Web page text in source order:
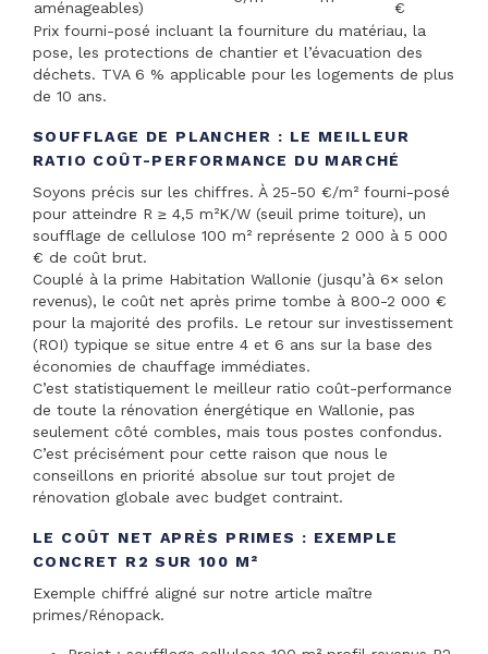
aménageables)
€
Prix fourni-posé incluant la fourniture du matériau, la
pose, les protections de chantier et l’évacuation des
déchets. TVA 6 % applicable pour les logements de plus
de 10 ans.
SOUFFLAGE DE PLANCHER : LE MEILLEUR
RATIO COÛT-PERFORMANCE DU MARCHÉ
Soyons précis sur les chiffres. À 25-50 €/m² fourni-posé
pour atteindre R ≥ 4,5 m²K/W (seuil prime toiture), un
soufflage de cellulose 100 m² représente 2 000 à 5 000
€ de coût brut.
Couplé à la prime Habitation Wallonie (jusqu’à 6× selon
revenus), le coût net après prime tombe à 800-2 000 €
pour la majorité des profils. Le retour sur investissement
(ROI) typique se situe entre 4 et 6 ans sur la base des
économies de chauffage immédiates.
C’est statistiquement le meilleur ratio coût-performance
de toute la rénovation énergétique en Wallonie, pas
seulement côté combles, mais tous postes confondus.
C’est précisément pour cette raison que nous le
conseillons en priorité absolue sur tout projet de
rénovation globale avec budget contraint.
LE COÛT NET APRÈS PRIMES : EXEMPLE
CONCRET R2 SUR 100 M²
Exemple chiffré aligné sur notre article maître
primes/Rénopack.